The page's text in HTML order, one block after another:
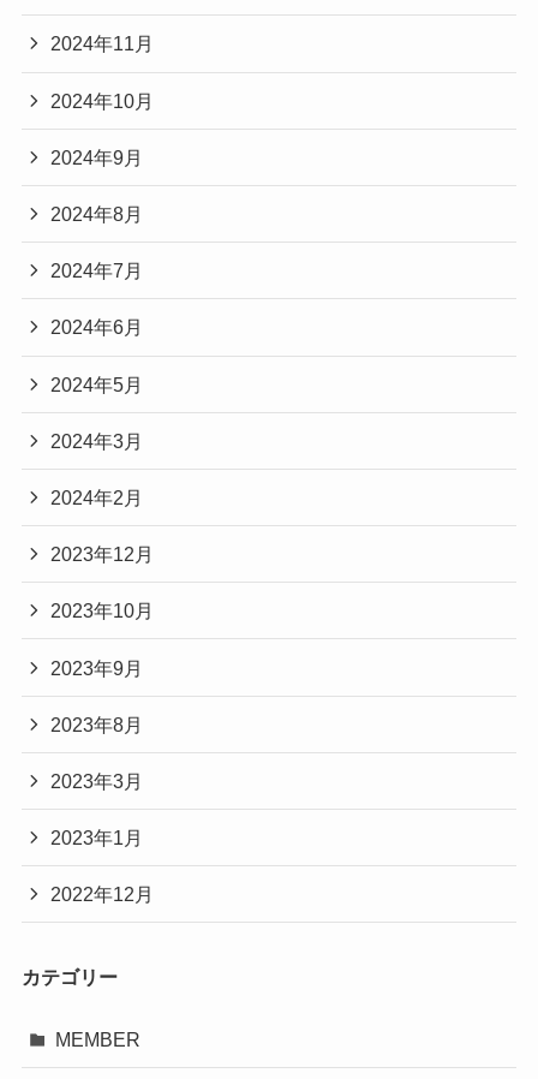
2024年11月
2024年10月
2024年9月
2024年8月
2024年7月
2024年6月
2024年5月
2024年3月
2024年2月
2023年12月
2023年10月
2023年9月
2023年8月
2023年3月
2023年1月
2022年12月
カテゴリー
MEMBER